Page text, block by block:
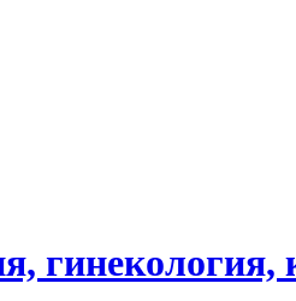
гинекология,